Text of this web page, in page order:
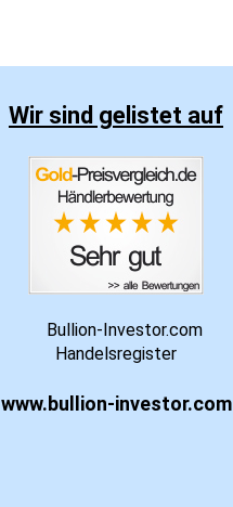
Wir sind gelistet auf
www.bullion-investor.com